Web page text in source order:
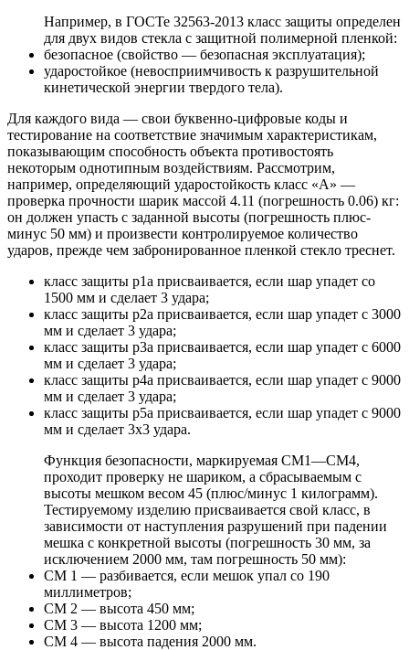
Например, в ГОСТе 32563-2013 класс защиты определен
для двух видов стекла с защитной полимерной пленкой:
безопасное (свойство — безопасная эксплуатация);
ударостойкое (невосприимчивость к разрушительной
кинетической энергии твердого тела).
Для каждого вида — свои буквенно-цифровые коды и
тестирование на соответствие значимым характеристикам,
показывающим способность объекта противостоять
некоторым однотипным воздействиям. Рассмотрим,
например, определяющий ударостойкость класс «A» —
проверка прочности шарик массой 4.11 (погрешность 0.06) кг:
он должен упасть с заданной высоты (погрешность плюс-
минус 50 мм) и произвести контролируемое количество
ударов, прежде чем забронированное пленкой стекло треснет.
класс защиты р1а присваивается, если шар упадет со
1500 мм и сделает 3 удара;
класс защиты р2а присваивается, если шар упадет с 3000
мм и сделает 3 удара;
класс защиты р3а присваивается, если шар упадет с 6000
мм и сделает 3 удара;
класс защиты р4а присваивается, если шар упадет с 9000
мм и сделает 3 удара;
класс защиты р5а присваивается, если шар упадет с 9000
мм и сделает 3х3 удара.
Функция безопасности, маркируемая СМ1—СМ4,
проходит проверку не шариком, а сбрасываемым с
высоты мешком весом 45 (плюс/минус 1 килограмм).
Тестируемому изделию присваивается свой класс, в
зависимости от наступления разрушений при падении
мешка с конкретной высоты (погрешность 30 мм, за
исключением 2000 мм, там погрешность 50 мм):
СМ 1 — разбивается, если мешок упал со 190
миллиметров;
СМ 2 — высота 450 мм;
СМ 3 — высота 1200 мм;
СМ 4 — высота падения 2000 мм.